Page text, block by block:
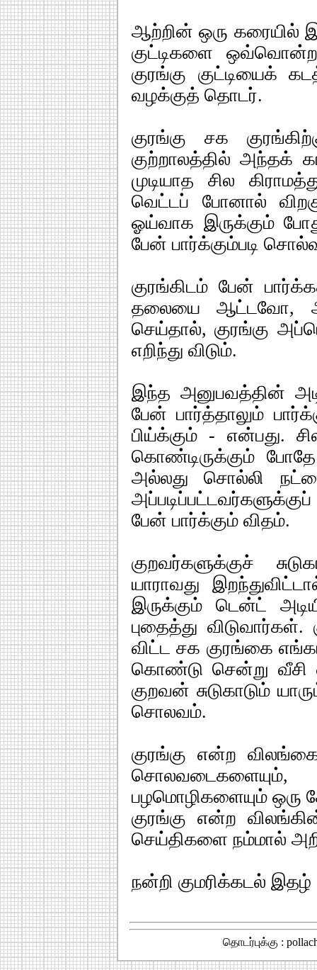
ஆற்றின் ஒரு கரையில்
குட்டிகளை
குரங்கு குட்டியைக்
வழக்குத் தொடர்.
குரங்கு சக
குற்றாலத்தில் அந்தக்
முடியாத சில
வெட்டப் போனால்
ஓய்வாக இருக்கும்
பேன் பார்க்கும்படி
குரங்கிடம் பேன்
தலையை ஆட்டவோ,
செய்தால், குரங்கு
எறிந்து விடும்.
இந்த அனுபவத்தின்
பேன் பார்த்தாலும்
பிய்க்கும் - என்பது.
கொண்டிருக்கும்
அல்லது சொல்லி
பேன் பார்க்கும் விதம்.
குறவர்களுக்குச்
யாராவது
இருக்கும் டென்ட்
புதைத்து
விட்ட சக குரங்கை
கொண்டு சென்று வீசி
குறவன் சுடுகாடும்
சொலவம்.
குரங்கு என்ற
பழமொழிகளையும் ஒரு
குரங்கு என்ற
செய்திகளை நம்மால்
நன்றி குமரிக்கடல் இதழ்
தொடர்புக்கு :